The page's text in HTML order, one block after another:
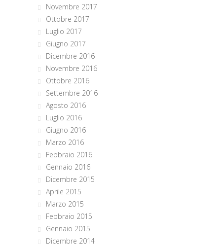
Novembre 2017
Ottobre 2017
Luglio 2017
Giugno 2017
Dicembre 2016
Novembre 2016
Ottobre 2016
Settembre 2016
Agosto 2016
Luglio 2016
Giugno 2016
Marzo 2016
Febbraio 2016
Gennaio 2016
Dicembre 2015
Aprile 2015
Marzo 2015
Febbraio 2015
Gennaio 2015
Dicembre 2014